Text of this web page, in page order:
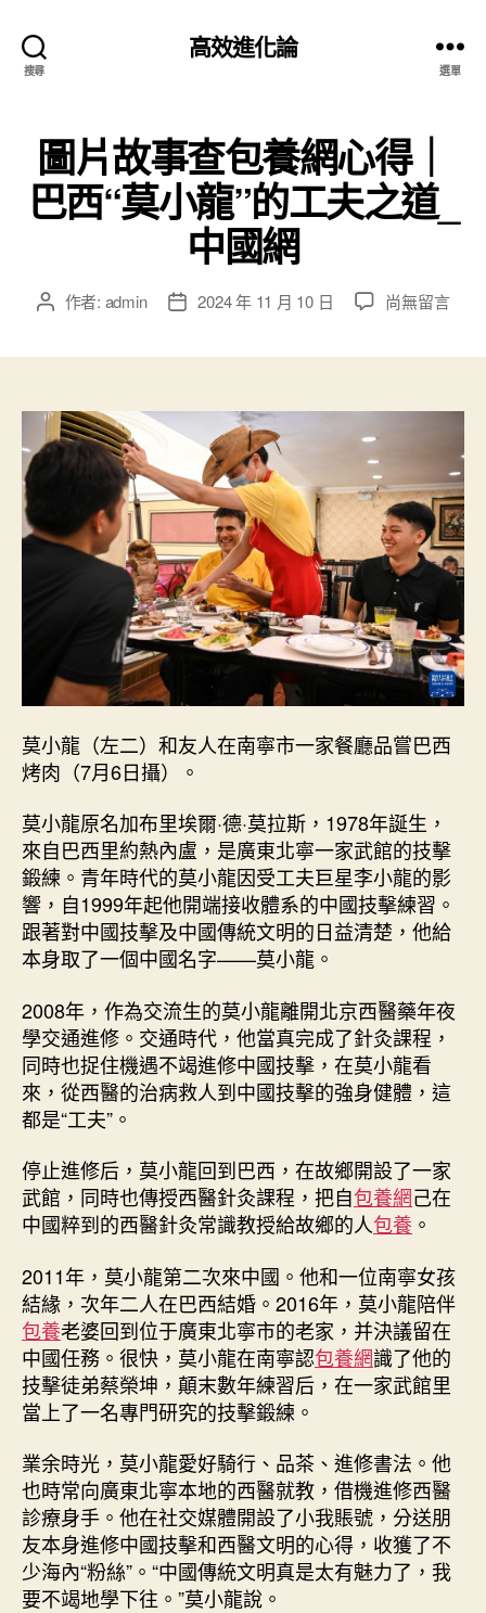
搜尋
高效進化論
選單
圖片故事查包養網心得｜
巴西“莫小龍”的工夫之道_
中國網
文 作者: admin
文 2024 年 11 月 10 日
在
網
心
得
｜
巴
西
“莫
小
龍”
的
夫
_
中
國
網〉
中
尚無留言
莫小龍（左二）和友人在南寧市一家餐廳品嘗巴西
烤肉（7月6日攝）。
莫小龍原名加布里埃爾·德·莫拉斯，1978年誕生，
來自巴西里約熱內盧，是廣東北寧一家武館的技擊
鍛練。青年時代的莫小龍因受工夫巨星李小龍的影
響，自1999年起他開端接收體系的中國技擊練習。
跟著對中國技擊及中國傳統文明的日益清楚，他給
本身取了一個中國名字——莫小龍。
2008年，作為交流生的莫小龍離開北京西醫藥年夜
學交通進修。交通時代，他當真完成了針灸課程，
同時也捉住機遇不竭進修中國技擊，在莫小龍看
來，從西醫的治病救人到中國技擊的強身健體，這
都是“工夫”。
停止進修后，莫小龍回到巴西，在故鄉開設了一家
武館，同時也傳授西醫針灸課程，把自包養網己在
中國粹到的西醫針灸常識教授給故鄉的人包養 。
2011年，莫小龍第二次來中國。他和一位南寧女孩
結緣，次年二人在巴西結婚。2016年，莫小龍陪伴
包養老婆回到位于廣東北寧市的老家，并決議留在
中國任務。很快，莫小龍在南寧認包養網識了他的
技擊徒弟蔡榮坤，顛末數年練習后，在一家武館里
當上了一名專門研究的技擊鍛練。
業余時光，莫小龍愛好騎行、品茶、進修書法。他
也時常向廣東北寧本地的西醫就教，借機進修西醫
診療身手。他在社交媒體開設了小我賬號，分送朋
友本身進修中國技擊和西醫文明的心得，收獲了不
少海內“粉絲”。“中國傳統文明真是太有魅力了，我
要不竭地學下往。”莫小龍說。